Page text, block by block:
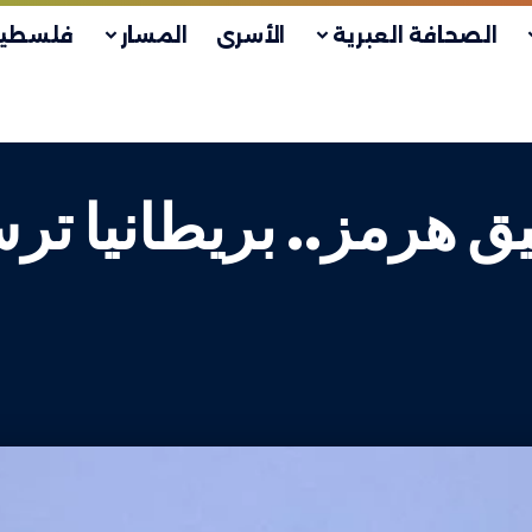
الصحافة العبرية الأسرى المسار
بريطانيا